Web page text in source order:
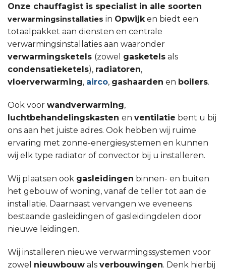
Onze chauffagist is specialist in alle soorten
verwarmingsinstallaties in Opwijken biedt een
totaalpakket aan diensten en centrale
verwarmingsinstallaties aan waaronder
verwarmingsketels (zowel gasketels als
condensatieketels), radiatoren,
vloerverwarming, airco, gashaarden en boilers.
Ook voor wandverwarming,
luchtbehandelingskasten en ventilatie bent u bij
ons aan het juiste adres. Ook hebben wij ruime
ervaring met zonne-energiesystemen en kunnen
wij elk type radiator of convector bij u installeren.
Wij plaatsen ook gasleidingen binnen- en buiten
het gebouw of woning, vanaf de teller tot aan de
installatie. Daarnaast vervangen we eveneens
bestaande gasleidingen of gasleidingdelen door
nieuwe leidingen.
Wij installeren nieuwe verwarmingssystemen voor
zowel nieuwbouw als verbouwingen. Denk hierbij